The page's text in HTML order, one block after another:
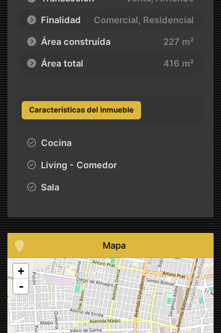
Finalidad
Comercial, Residencial
Área construída
227 m²
Área total
416 m²
Características del inmueble
Cocina
Living - Comedor
Sala
Mapa
+
-